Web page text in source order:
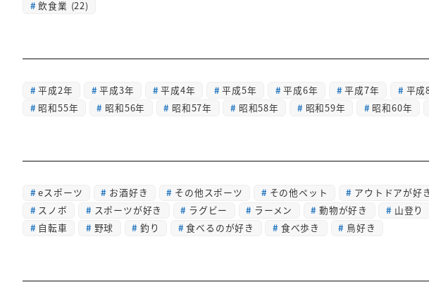
飲食業 (22)
平成2年 平成3年 平成4年 平成5年 平成6年 平成7年 平成
昭和55年
昭和56年 昭和57年 昭和58年 昭和59年 昭和60年
eスポーツ お酒好き その他スポーツ その他ペット アウトドアが好
スノボ
スポーツが好き ラグビー ラーメン 動物が好き 山登り
自転車
野球 釣り 食べるのが好き 食べ歩き 鳥好き